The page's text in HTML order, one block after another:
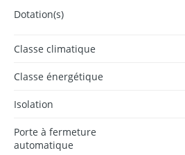
Dotation(s)
Classe climatique
Classe énergétique
Isolation
Porte à fermeture
automatique